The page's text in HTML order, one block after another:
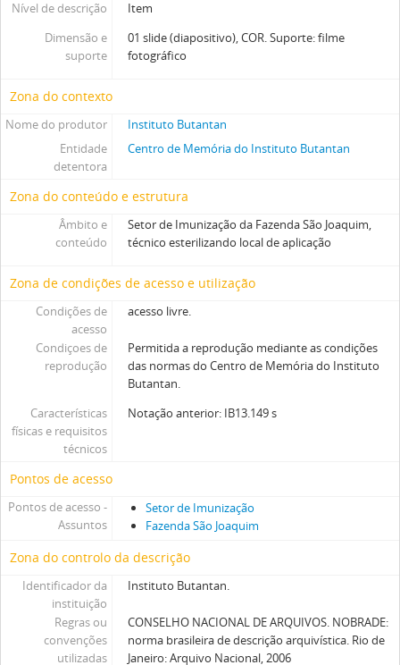
Nível de descrição
Item
Dimensão e
suporte
01 slide (diapositivo), COR. Suporte: filme
fotográfico
Zona do contexto
Nome do produtor
Instituto Butantan
Entidade
detentora
Centro de Memória do Instituto Butantan
Zona do conteúdo e estrutura
Âmbito e
conteúdo
Setor de Imunização da Fazenda São Joaquim,
técnico esterilizando local de aplicação
Zona de condições de acesso e utilização
Condições de
acesso
acesso livre.
Condiçoes de
reprodução
Permitida a reprodução mediante as condições
das normas do Centro de Memória do Instituto
Butantan.
Características
físicas e requisitos
técnicos
Notação anterior: IB13.149 s
Pontos de acesso
Pontos de acesso -
Assuntos
Setor de Imunização
Fazenda São Joaquim
Zona do controlo da descrição
Identificador da
instituição
Instituto Butantan.
Regras ou
convenções
utilizadas
CONSELHO NACIONAL DE ARQUIVOS. NOBRADE:
norma brasileira de descrição arquivística. Rio de
Janeiro: Arquivo Nacional, 2006